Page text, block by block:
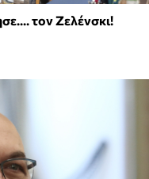
τον Ζελένσκι!